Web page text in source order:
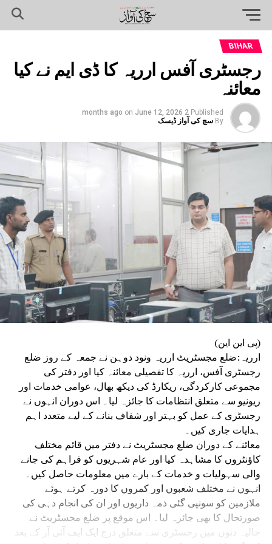
BIHAR
رجسٹری آفس ارریہ کا ڈی ایم نے کیا
معائنہ
Published
2 months ago
on June 12, 2026
By سچ کی آواز ڈیسک
(پی این این)
ارریہ:ضلع مجسٹریٹ ارریہ ونود دوہن نے جمعہ کے روز ضلع
رجسٹری آفس، ارریہ کا تفصیلی معائنہ کیا اور دفتر کی
مجموعی کارکردگی، ریکارڈ کی دیکھ بھال، عوامی خدمات اور
ریونیو سے متعلق انتظامات کا جائزہ لیا۔ اس دوران انہوں نے
رجسٹری کے عمل کو بہتر اور شفاف بنانے کے لیے متعدد اہم
ہدایات جاری کیں۔
معائنے کے دوران ضلع مجسٹریٹ نے دفتر میں قائم مختلف
کاؤنٹروں کا مشاہدہ کیا اور عام شہریوں کو فراہم کی جانے
والی سہولیات و خدمات کے بارے میں معلومات حاصل کیں۔
انہوں نے مختلف شعبوں اور کمروں کا دورہ کرتے ہوئے
ملازمین کو سونپی گئی ذمہ داریوں اور ان کی انجام دہی کی
صورتحال کا بھی جائزہ لیا۔ اس موقع پر ضلع مجسٹریٹ نے
حالیہ دنوں میں رجسٹری سے متعلق درج ایک ایف آئی آر کے بعد